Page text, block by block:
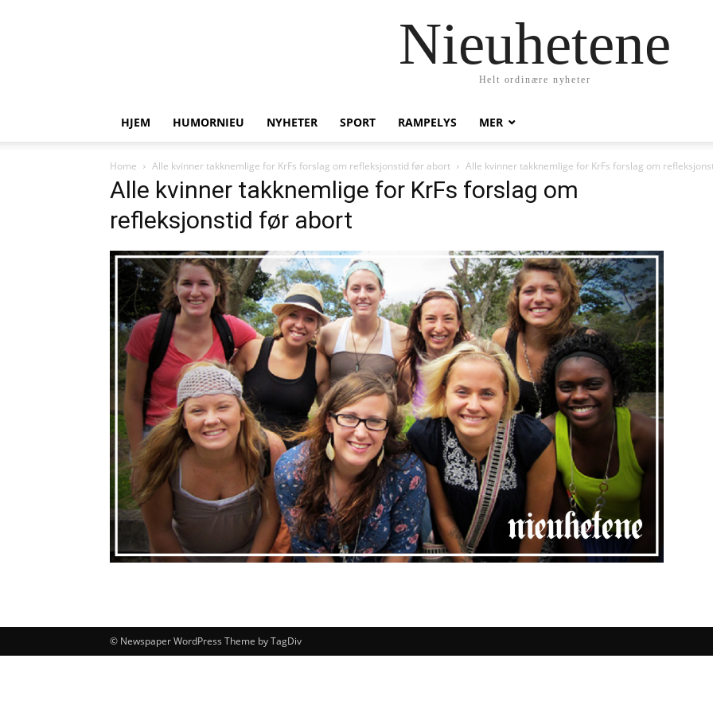
Nieuhetene
Helt ordinære nyheter
HJEM HUMORNIEU NYHETER SPORT RAMPELYS MER
Home Alle kvinner takknemlige for KrFs forslag om refleksjonstid før abort Alle kvinner takknemlige for KrFs forslag om
Alle kvinner takknemlige for KrFs forslag om
refleksjonstid før abort
© Newspaper WordPress Theme by TagDiv